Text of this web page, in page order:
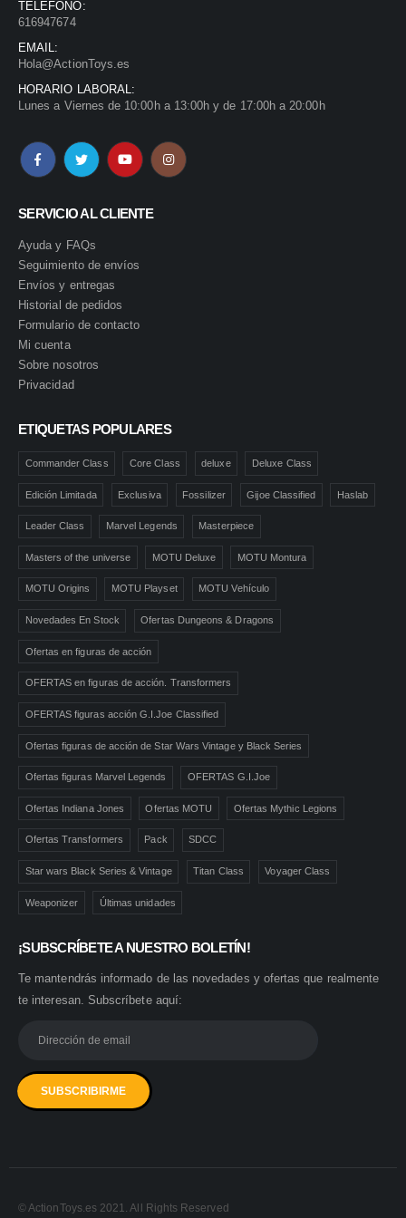
TELÉFONO:
616947674
EMAIL:
Hola@ActionToys.es
HORARIO LABORAL:
Lunes a Viernes de 10:00h a 13:00h y de 17:00h a 20:00h
SERVICIO AL CLIENTE
Ayuda y FAQs
Seguimiento de envíos
Envíos y entregas
Historial de pedidos
Formulario de contacto
Mi cuenta
Sobre nosotros
Privacidad
ETIQUETAS POPULARES
Commander Class Core Class deluxe Deluxe Class
Edición Limitada Exclusiva Fossilizer Gijoe Classified Haslab
Leader Class Marvel Legends Masterpiece
Masters of the universe MOTU Deluxe MOTU Montura
MOTU Origins MOTU Playset MOTU Vehículo
Novedades En Stock Ofertas Dungeons & Dragons
Ofertas en figuras de acción
OFERTAS en figuras de acción. Transformers
OFERTAS figuras acción G.I.Joe Classified
Ofertas figuras de acción de Star Wars Vintage y Black Series
Ofertas figuras Marvel Legends OFERTAS G.I.Joe
Ofertas Indiana Jones Ofertas MOTU Ofertas Mythic Legions
Ofertas Transformers Pack SDCC
Star wars Black Series & Vintage Titan Class Voyager Class
Weaponizer Últimas unidades
¡SUBSCRÍBETE A NUESTRO BOLETÍN!
Te mantendrás informado de las novedades y ofertas que realmente
te interesan. Subscríbete aquí:
© ActionToys.es 2021. All Rights Reserved